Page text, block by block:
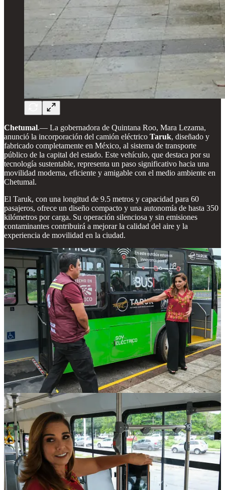
Chetumal.— La gobernadora de Quintana Roo, Mara Lezama,
anunció la incorporación del camión eléctrico Taruk, diseñado y
fabricado completamente en México, al sistema de transporte
público de la capital del estado. Este vehículo, que destaca por su
tecnología sustentable, representa un paso significativo hacia una
movilidad moderna, eficiente y amigable con el medio ambiente en
Chetumal.
El Taruk, con una longitud de 9.5 metros y capacidad para 60
pasajeros, ofrece un diseño compacto y una autonomía de hasta 350
kilómetros por carga. Su operación silenciosa y sin emisiones
contaminantes contribuirá a mejorar la calidad del aire y la
experiencia de movilidad en la ciudad.
En su fase inicial, el camión realizará pruebas operativas en las rutas
piloto
Caribe ySian Ka’an
, antes de integrarse a nuevas rutas del
sistema de transporte público. Este proyecto subraya el compromiso
del gobierno de Quintana Roo con la modernización del transporte,
priorizando la sustentabilidad y el talento mexicano.
Con la llegada del Taruk, Chetumal se posiciona como referente en
innovación y cuidado ambiental, ofreciendo a sus habitantes un
transporte público digno, eficiente y de vanguardia, impulsado por
tecnología 100% nacional.
1
Compartir
Discusión sobre este post